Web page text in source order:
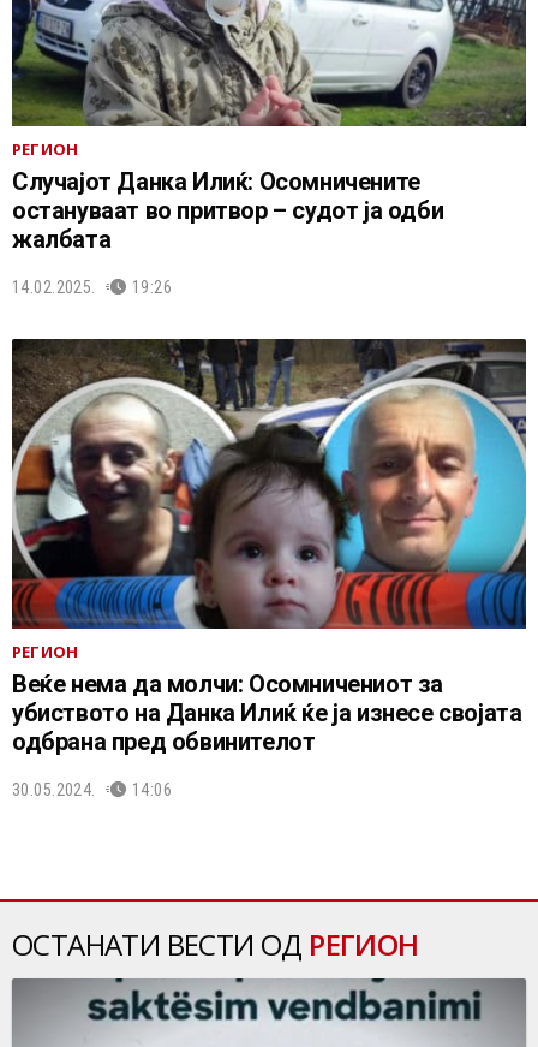
РЕГИОН
Случајот Данка Илиќ: Осомничените
остануваат во притвор – судот ја одби
жалбата
14.02.2025. 19:26
РЕГИОН
Веќе нема да молчи: Осомничениот за
убиството на Данка Илиќ ќе ја изнесе својата
одбрана пред обвинителот
30.05.2024. 14:06
ОСТАНАТИ ВЕСТИ ОД РЕГИОН